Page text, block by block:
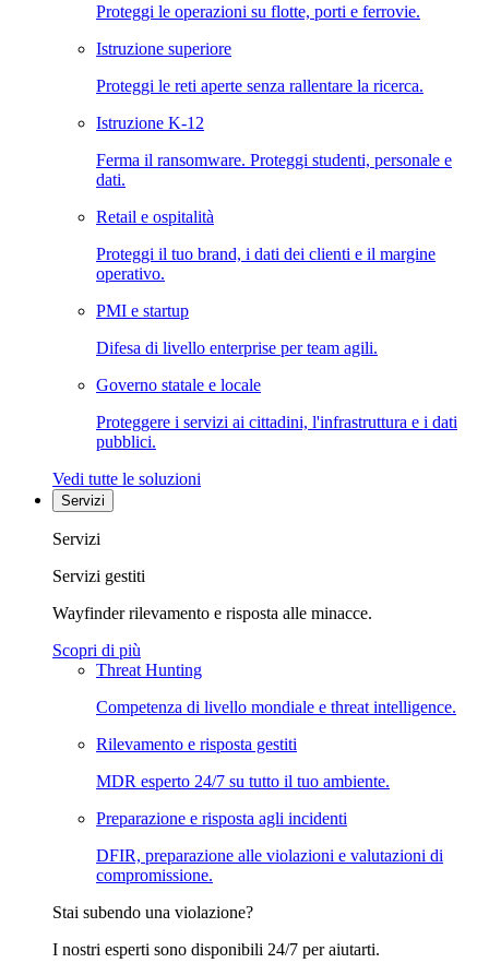
Proteggi le operazioni su flotte, porti e ferrovie.
Istruzione superiore
Proteggi le reti aperte senza rallentare la ricerca.
Istruzione K-12
Ferma il ransomware. Proteggi studenti, personale e
dati.
Retail e ospitalità
Proteggi il tuo brand, i dati dei clienti e il margine
operativo.
PMI e startup
Difesa di livello enterprise per team agili.
Governo statale e locale
Proteggere i servizi ai cittadini, l'infrastruttura e i dati
pubblici.
Vedi tutte le soluzioni
Servizi
Servizi
Servizi gestiti
Wayfinder rilevamento e risposta alle minacce.
Scopri di più
Threat Hunting
Competenza di livello mondiale e threat intelligence.
Rilevamento e risposta gestiti
MDR esperto 24/7 su tutto il tuo ambiente.
Preparazione e risposta agli incidenti
DFIR, preparazione alle violazioni e valutazioni di
compromissione.
Stai subendo una violazione?
I nostri esperti sono disponibili 24/7 per aiutarti.